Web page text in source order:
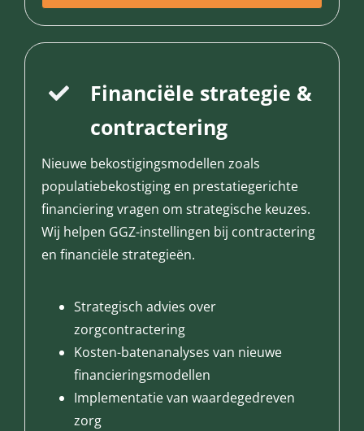
Financiële strategie &
contractering
Nieuwe bekostigingsmodellen zoals
populatiebekostiging en prestatiegerichte
financiering vragen om strategische keuzes.
Wij helpen GGZ-instellingen bij contractering
en financiële strategieën.
Strategisch advies over
zorgcontractering
Kosten-batenanalyses van nieuwe
financieringsmodellen
Implementatie van waardegedreven
zorg